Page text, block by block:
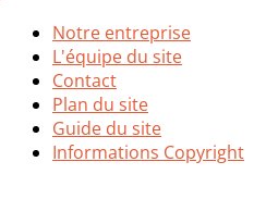
Notre entreprise
L'équipe du site
Contact
Plan du site
Guide du site
Informations Copyright